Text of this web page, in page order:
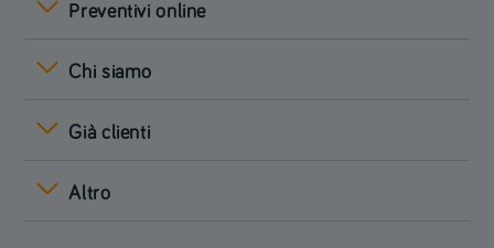
Preventivi online
Chi siamo
Già clienti
Altro